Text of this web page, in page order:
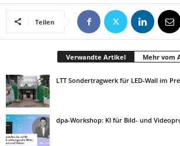
Teilen
Verwandte Artikel Mehr vom
LTT Sondertragwerk für LED-Wall im
dpa-Workshop: KI für Bild- und